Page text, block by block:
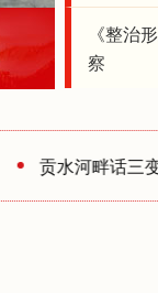
《整治
察
河畔话三变——湖